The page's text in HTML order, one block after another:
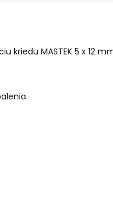
kriedu MASTEK 5 x 12